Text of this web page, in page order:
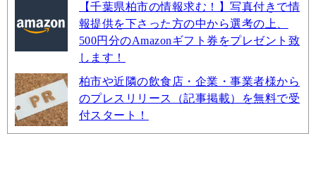
【千葉県柏市の情報求む！】写真付きで情
報提供を下さった方の中から選考の上、
500円分のAmazonギフト券をプレゼント致
します！
柏市や近隣の飲食店・企業・事業者様から
のプレスリリース（記事掲載）を無料で受
付スタート！